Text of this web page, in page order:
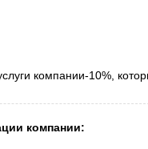
компании-10%,
компании: